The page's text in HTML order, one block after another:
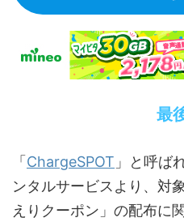
最
「 ChargeSPOT 」と呼ば
ンタルサービスより、対
えりクーポン」の配布に